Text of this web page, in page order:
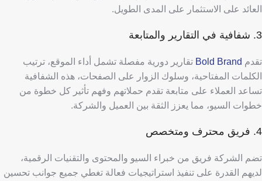
العائد على الاستثمار على المدى الطويل.
3. شفافية في التقارير والمتابعة
تقدم
تقارير دورية مفصلة تشمل أداء الموقع، ترتيب
الكلمات المفتاحية، وسلوك الزوار على الصفحات، هذه الشفافية
تساعد العملاء على متابعة تقدم حملاتهم وفهم تأثير كل خطوة من
خطوات السيو، مما يعزز الثقة بين العميل والشركة.
4. فريق محترف ومتخصص
تضم الشركة فريق من خبراء السيو والمحتوى والتقنيات الرقمية،
لديهم القدرة على تنفيذ استراتيجيات فعالة تغطي جميع جوانب تحسين